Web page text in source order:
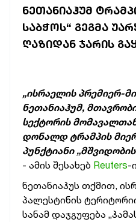
ᲜᲔᲗᲐᲜᲘᲐᲰᲣᲛ
ᲡᲐᲑᲭᲝᲡ“ ᲒᲔᲒᲛᲐ
ᲦᲐᲖᲘᲓᲐᲜ ᲯᲐᲠᲘᲡ
„ისრაელის პრემიერ-
ნეთანიაჰუმ,
სექტორის
დონალდ ტრამპის
პუნქტიანი
- ამის შესახებ Reuters-
ნეთანიაჰუს თქმით,
პალესტინის
სანამ დაჯგუფება